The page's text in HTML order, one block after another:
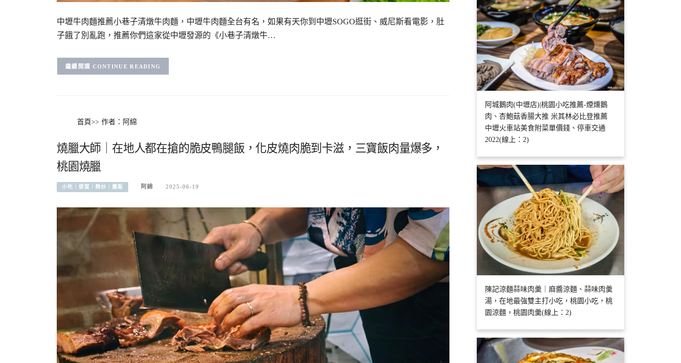
中壢牛肉麵推薦小巷子清燉牛肉麵，中壢牛肉麵全台有名，如果有天你到中壢SOGO逛街、威尼斯看電影，肚
子餓了別亂跑，推薦你們這家從中壢發源的《小巷子清燉牛…
CONTINUE READING
首頁>> 作者：阿綿
燒臘大師｜在地人都在搶的脆皮鴨腿飯，化皮燒肉脆到卡滋，三寶飯肉量爆多，
桃園燒臘
小吃︱便當︱熱炒︱攤販 阿綿 2025-06-19
阿城鵝肉(中壢店)|桃園小吃推薦-煙燻鵝
肉、杏鮑菇香腸大推 米其林必比登推薦
中壢火車站美食附菜單價錢、停車交通
2022(線上：2)
陳記涼麵蒜味肉羹｜麻醬涼麵、蒜味肉羹
湯，在地最強雙主打小吃，桃園小吃，桃
園涼麵，桃園肉羹(線上：2)